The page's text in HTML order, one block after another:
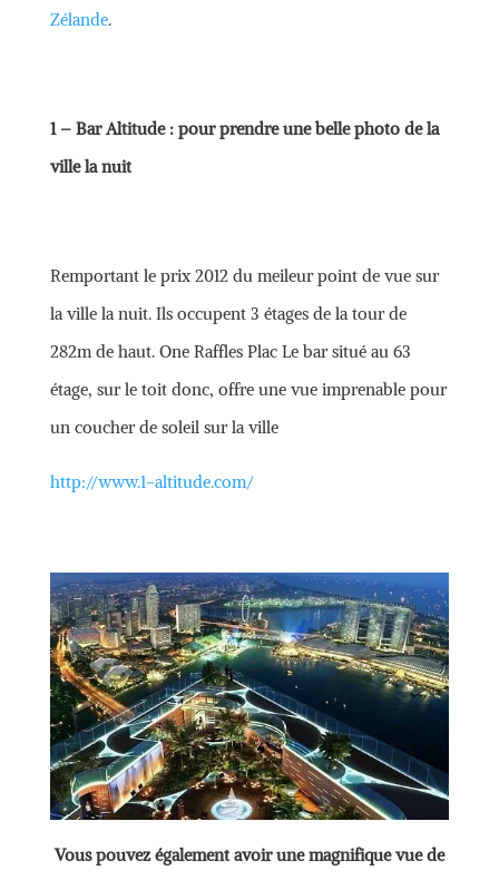
Zélande.
1 – Bar Altitude : pour prendre une belle photo de la
ville la nuit
Remportant le prix 2012 du meileur point de vue sur
la ville la nuit. Ils occupent 3 étages de la tour de
282m de haut. One Raffles Plac Le bar situé au 63
étage, sur le toit donc, offre une vue imprenable pour
un coucher de soleil sur la ville
http://www.1-altitude.com/
Vous pouvez également avoir une magnifique vue de